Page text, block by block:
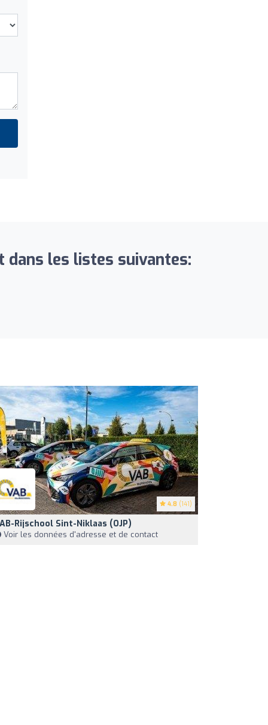
dans les listes suivantes:
4.8 (141)
Rijschool Sint-Niklaas (OJP)
Voir les données d'adresse et de contact